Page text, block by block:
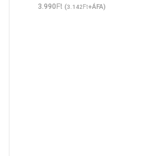
3.990Ft (3.142Ft+ÁFA)